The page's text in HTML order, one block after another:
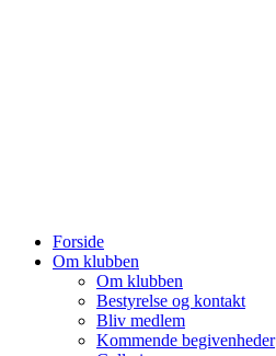
Forside
Om klubben
Om klubben
Bestyrelse og kontakt
Bliv medlem
Kommende begivenheder